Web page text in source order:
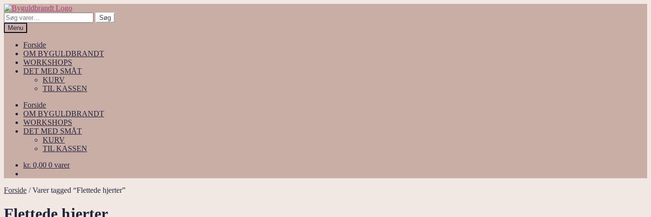
Spring
til
navigation
Spring
til
indhold
Søg
efter:
Søg
Menu
Forside
OM BYGULDBRANDT
WORKSHOPS
DET MED SMÅT
KURV
TIL KASSEN
Forside
OM BYGULDBRANDT
WORKSHOPS
DET MED SMÅT
KURV
TIL KASSEN
kr. 0,00 0 varer
Forside /Varer tagged “Flettede hjerter”